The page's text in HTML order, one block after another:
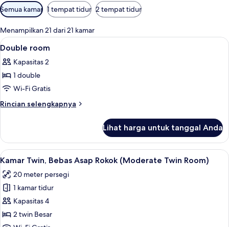
Filter
tersedia
untuk
kamar
Semua kamar 1 tempat tidur 2 tempat tidur
Menampilkan 21 dari 21 kamar
Lihat
semua
foto
untuk
Double
room
Brankas, meja kerja, kedap suara,
5
Double room
Kapasitas 2
1 double
Wi-Fi Gratis
Rincian selengkapnya
Rincian
Double
room
Lihat harga untuk tanggal Anda
Lihat
semua
foto
untuk
Kamar
Twin,
Brankas, meja kerja, kedap suara,
6
Kamar Twin, Bebas Asap Rokok (Moderate Twin Room)
20 meter persegi
1 kamar tidur
Kapasitas 4
2 twin Besar